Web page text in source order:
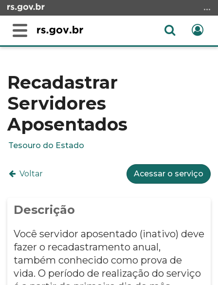
para
conteúdo
menu
para
busca
Alterna
Abrir
conteúdo
Recadastrar
Servidores
Aposentados
Tesouro do Estado
Voltar Acessar o serviço
Descrição
Você servidor aposentado (inativo) deve
fazer o recadastramento anual,
também conhecido como prova de
vida. O período de realização do serviço